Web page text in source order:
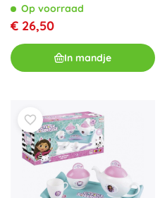
Op voorraad
€ 26,50
In mandje